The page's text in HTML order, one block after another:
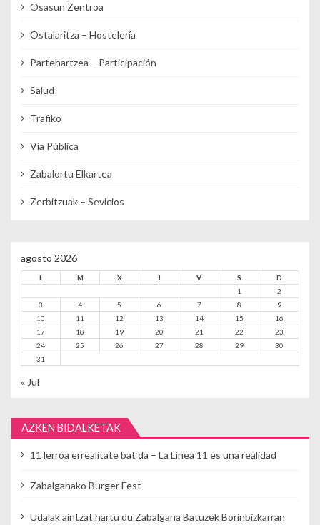
Osasun Zentroa
Ostalaritza – Hostelería
Partehartzea – Participación
Salud
Trafiko
Vía Pública
Zabalortu Elkartea
Zerbitzuak – Sevicios
agosto 2026
L M X J V S
D
1
2
3
4 5 6 7 8
9
10
11 12 13 14 15
16
17
18 19 20 21 22
23
24
25 26 27 28 29
30
31
« Jul
AZKEN BIDALKETAK
11 lerroa errealitate bat da – La Línea 11 es una realidad
Zabalganako Burger Fest
Udalak aintzat hartu du Zabalgana Batuzek Borinbizkarran